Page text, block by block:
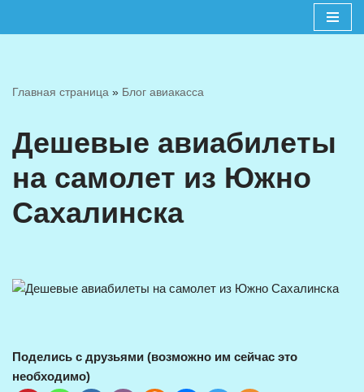
Главная страница » Блог авиакасса
Дешевые авиабилеты
на самолет из Южно
Сахалинска
Поделись с друзьями (возможно им сейчас это
необходимо)